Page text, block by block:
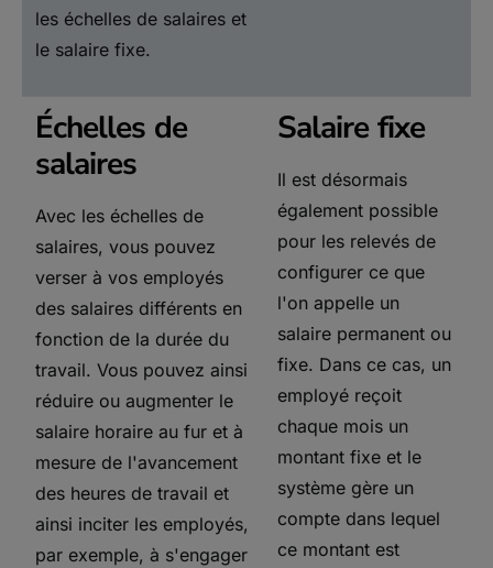
les échelles de salaires et
le salaire fixe.
Échelles de
salaires
Avec les échelles de
salaires, vous pouvez
verser à vos employés
des salaires différents en
fonction de la durée du
travail. Vous pouvez ainsi
réduire ou augmenter le
salaire horaire au fur et à
mesure de l'avancement
des heures de travail et
ainsi inciter les employés,
par exemple, à s'engager
Salaire fixe
Il est désormais
également possible
pour les relevés de
configurer ce que
l'on appelle un
salaire permanent ou
fixe. Dans ce cas, un
employé reçoit
chaque mois un
montant fixe et le
système gère un
compte dans lequel
ce montant est